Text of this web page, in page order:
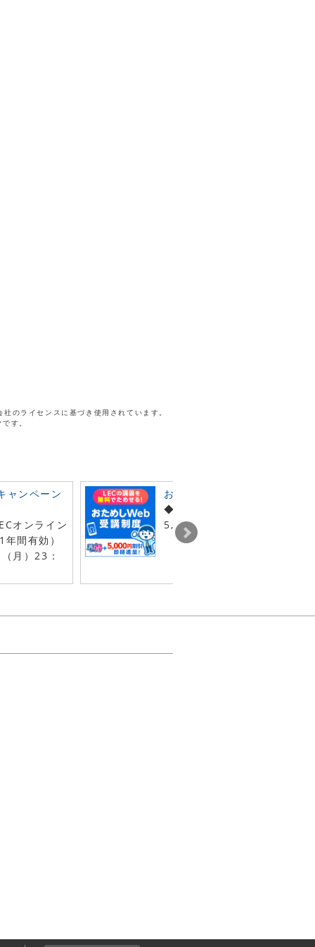
のライセンスに基づき使用されています。
す。
ャンペーン
オンライン
間有効）
月）23：
おためしWebキャンペーン
◆おためしWeb申込で早得＋
5,000円割引クーポン即時進